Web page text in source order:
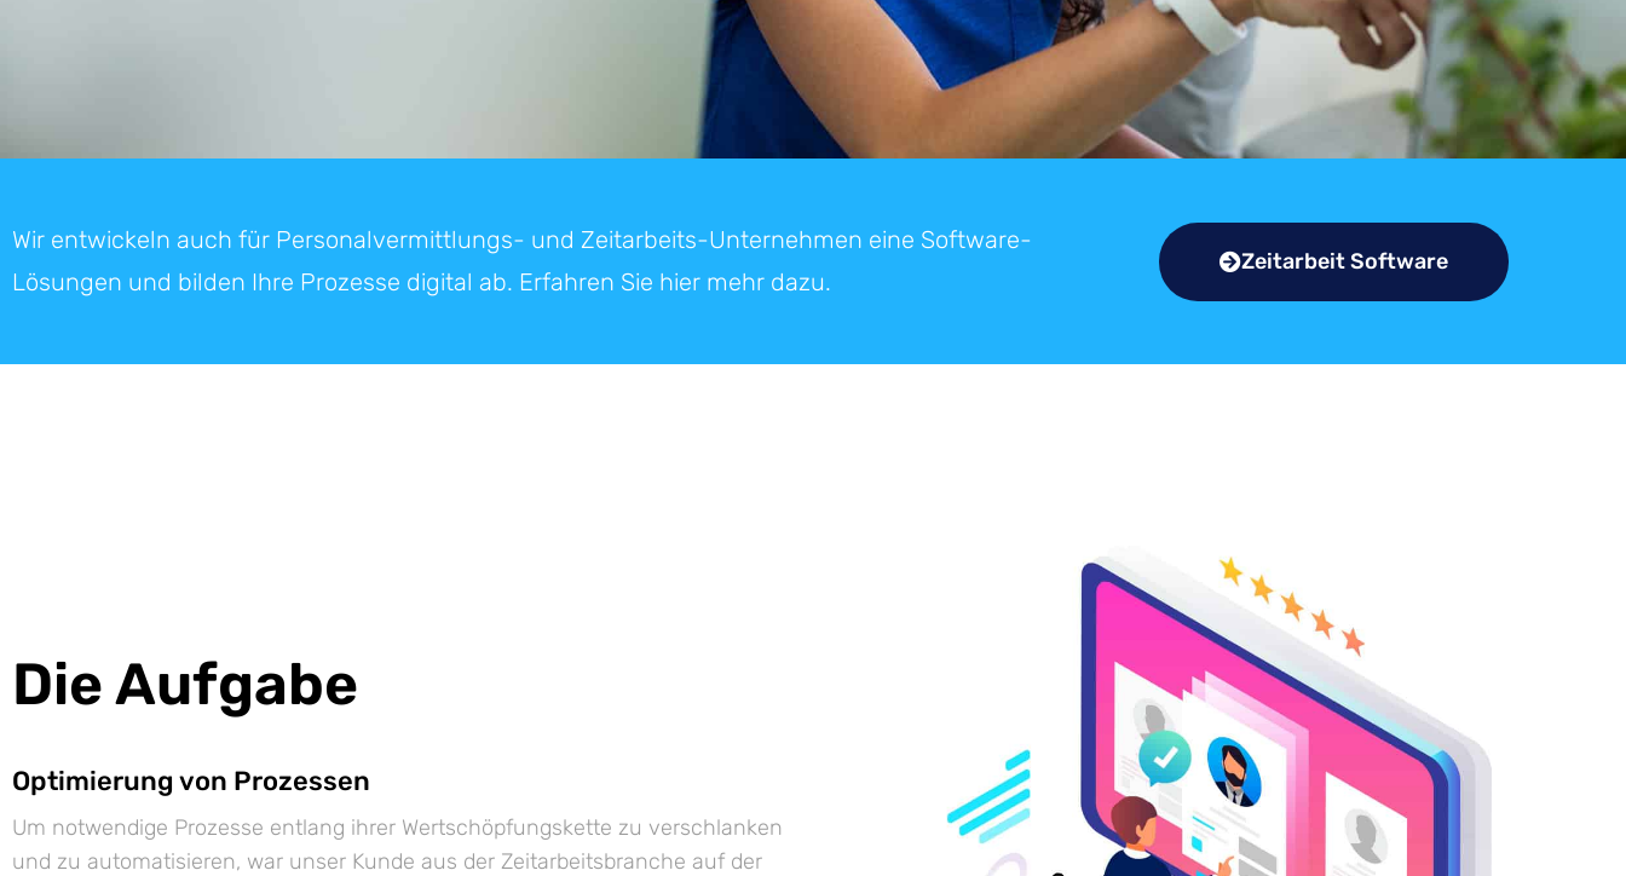
Wir entwickeln auch für Personalvermittlungs- und Zeitarbeits-Unternehmen eine Software-
Lösungen und bilden Ihre Prozesse digital ab. Erfahren Sie hier mehr dazu.
Zeitarbeit Software
Die Aufgabe
Optimierung von Prozessen
Um notwendige Prozesse entlang ihrer Wertschöpfungskette zu verschlanken
und zu automatisieren, war unser Kunde aus der Zeitarbeitsbranche auf der